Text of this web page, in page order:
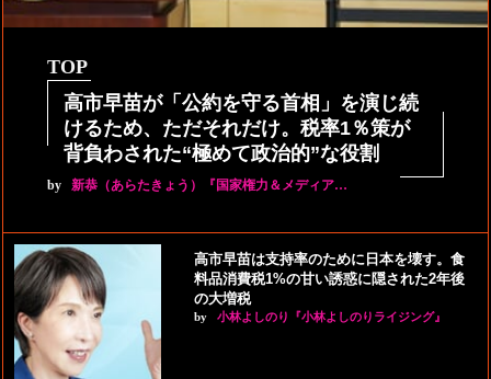
TOP
高市早苗が「公約を守る首相」を演じ続
けるため、ただそれだけ。税率1％策が
背負わされた“極めて政治的”な役割
by 新恭（あらたきょう）『国家権力＆メディア…
高市早苗は支持率のために日本を壊す。食
料品消費税1%の甘い誘惑に隠された2年後
の大増税
by 小林よしのり『小林よしのりライジング』